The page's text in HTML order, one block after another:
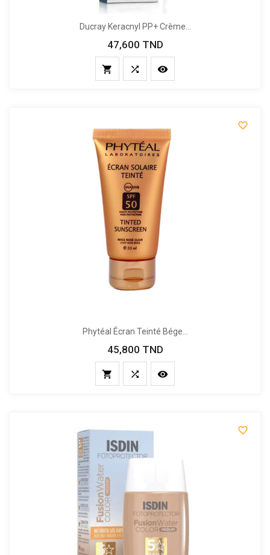
Ducray Keracnyl PP+ Crème...
Prix
47,600 TND
  

Phytéal Écran Teinté Bége...
Prix
45,800 TND
  
